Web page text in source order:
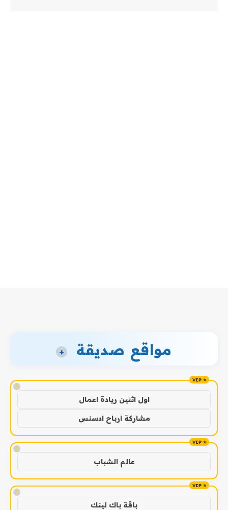
مواقع صديقة +
!
اول اثنين ريادة اعمال
مشاركة ارباح ادسنس
!
عالم الشباب
!
باقة باك لينك